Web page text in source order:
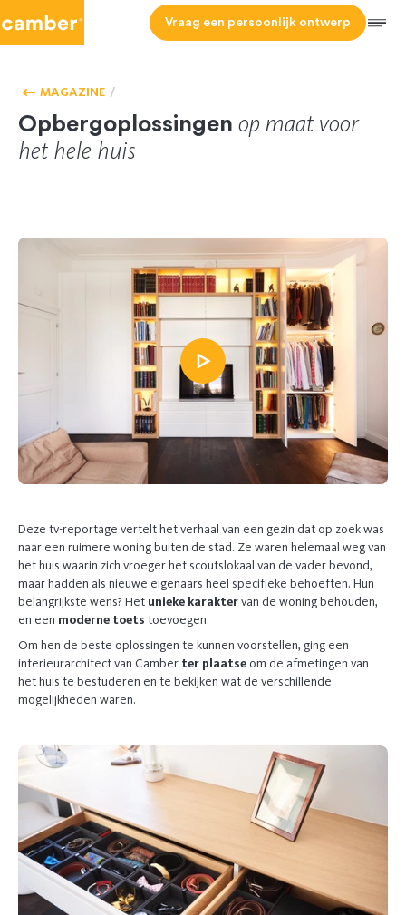
Vraag een persoonlijk ontwerp Menu
MAGAZINE
Opbergoplossingen op maat voor
het hele huis
Deze tv-reportage vertelt het verhaal van een gezin dat op zoek was
naar een ruimere woning buiten de stad. Ze waren helemaal weg van
het huis waarin zich vroeger het scoutslokaal van de vader bevond,
maar hadden als nieuwe eigenaars heel specifieke behoeften. Hun
belangrijkste wens? Het unieke karaktervan de woning behouden,
en een moderne toets toevoegen.
Om hen de beste oplossingen te kunnen voorstellen, ging een
interieurarchitect van Camber ter plaatseom de afmetingen van
het huis te bestuderen en te bekijken wat de verschillende
mogelijkheden waren.